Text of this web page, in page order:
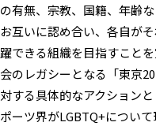
の有無、宗教、国籍、年齢
お互いに認め合い、各自が
躍できる組織を目指すこと
会のレガシーとなる「東京
対する具体的なアクション
ポーツ界がLGBTQ+につい